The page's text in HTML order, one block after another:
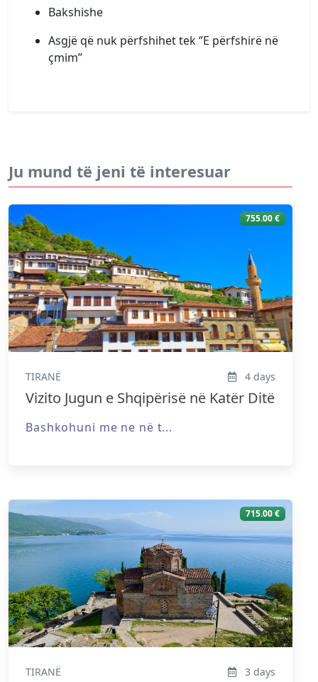
Bakshishe
Asgjë që nuk përfshihet tek ‘’E përfshirë në
çmim’’
Ju mund të jeni të interesuar
755.00 €
TIRANË 4 days
Vizito Jugun e Shqipërisë në Katër Ditë
Bashkohuni me ne në t...
715.00 €
TIRANË 3 days